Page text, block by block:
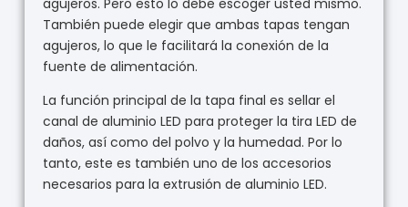
También puede elegir que ambas tapas tengan
agujeros, lo que le facilitará la conexión de la
fuente de alimentación.
La función principal de la tapa final es sellar el
canal de aluminio LED para proteger la tira LED de
daños, así como del polvo y la humedad. Por lo
tanto, este es también uno de los accesorios
necesarios para la extrusión de aluminio LED.